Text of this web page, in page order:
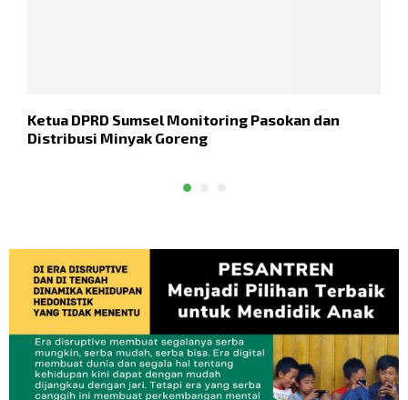
Ketua DPRD Sumsel Monitoring Pasokan dan
Distribusi Minyak Goreng